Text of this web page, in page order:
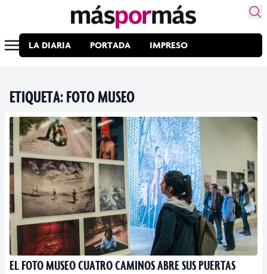
LA DIARIA PORTADA IMPRESO
ETIQUETA:FOTO MUSEO
EL FOTO MUSEO CUATRO CAMINOS ABRE SUS PUERTAS